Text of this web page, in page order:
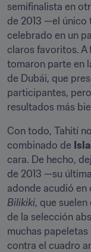
semifinalista en
de 2013 —el único
celebrado en un
claros favoritos. A
tomaron parte en
de Dubái, que
participantes,
resultados más
Con todo, Tahití
combinado de
cara. De hecho,
de 2013 —su
Bilikiki, que
de la selección
muchas
contra el cuadro